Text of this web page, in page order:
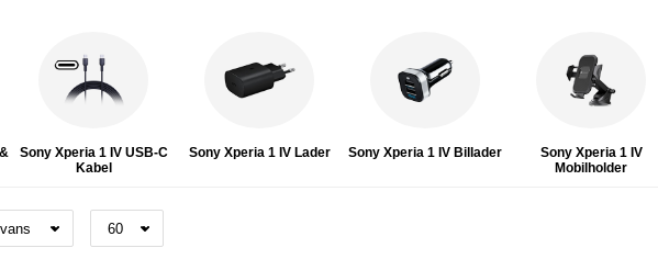
Sony Xperia 1 IV USB-C
Kabel
Sony Xperia 1 IV Lader Sony Xperia 1 IV Billader
Sony Xperia 1 IV
Mobilholder